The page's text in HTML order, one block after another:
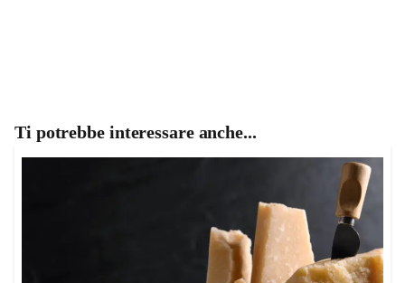
Ti potrebbe interessare anche...